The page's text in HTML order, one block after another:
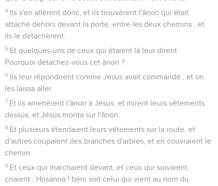
4 Ils s'en allèrent donc, et ils trouvèrent l'ânon qui était
attaché dehors devant la porte, entre les deux chemins ; et
ils le détachèrent.
5 Et quelques-uns de ceux qui étaient là leur dirent :
Pourquoi détachez-vous cet ânon ?
6 Ils leur répondirent comme Jésus avait commandé ; et on
les laissa aller.
7 Et ils amenèrent l'ânon à Jésus, et mirent leurs vêtements
dessus, et Jésus monta sur l'ânon.
8 Et plusieurs étendaient leurs vêtements sur la route, et
d'autres coupaient des branches d'arbres, et en couvraient le
chemin.
9 Et ceux qui marchaient devant, et ceux qui suivaient,
criaient : Hosanna ! béni soit celui qui vient au nom du